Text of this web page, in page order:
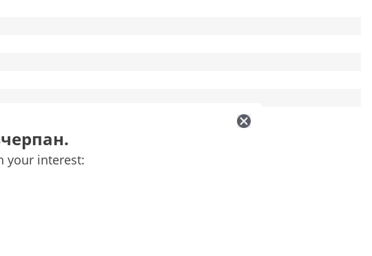
your interest: